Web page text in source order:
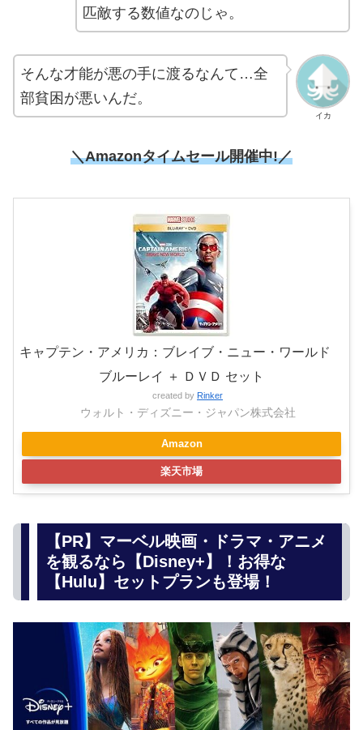
匹敵する数値なのじゃ。
イカ
そんな才能が悪の手に渡るなんて…全
部貧困が悪いんだ。
＼Amazonタイムセール開催中!／
キャプテン・アメリカ：ブレイブ・ニュー・ワールド
ブルーレイ ＋ ＤＶＤ セット
created by Rinker
ウォルト・ディズニー・ジャパン株式会社
Amazon
楽天市場
【PR】マーベル映画・ドラマ・アニメ
を観るなら【Disney+】！お得な
【Hulu】セットプランも登場！